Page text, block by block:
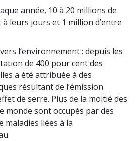
année, 10 à 20 millions de
leurs jours et 1 million d’entre
l’environnement : depuis les
de 400 pour cent des
a été attribuée à des
résultant de l’émission
de serre. Plus de la moitié des
monde sont occupés par des
maladies liées à la